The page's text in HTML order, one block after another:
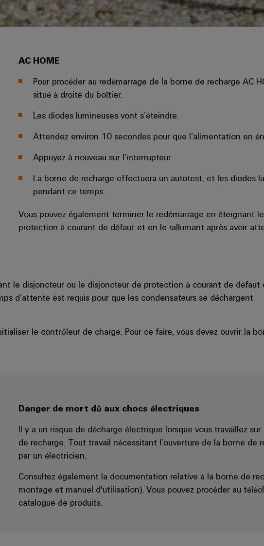
AC HOME
Pour procéder au redémarrage de la borne de recharge AC
situé à droite du boîtier.
Les diodes lumineuses vont s’éteindre.
Attendez environ 10 secondes pour que l’alimentation en
Appuyez à nouveau sur l’interrupteur.
La borne de recharge effectuera un autotest, et les diodes
pendant ce temps.
Vous pouvez également terminer le redémarrage en éteignant
protection à courant de défaut et en le rallumant après avoir
le disjoncteur ou le disjoncteur de protection à courant de défaut
d’attente est requis pour que les condensateurs se déchargent
le contrôleur de charge. Pour ce faire, vous devez ouvrir la
Danger de mort dû aux chocs électriques
Il y a un risque de décharge électrique lorsque vous travaillez
de recharge. Tout travail nécessitant l’ouverture de la borne
par un électricien.
Consultez également la documentation relative à la borne de
montage et manuel d'utilisation). Vous pouvez procéder au
catalogue de produits.